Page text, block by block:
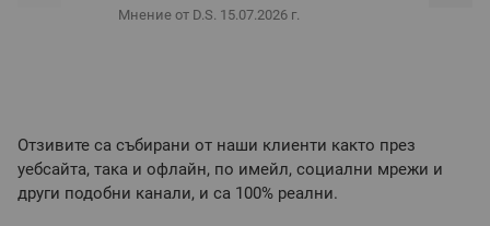
Мнение от D.S. 15.07.2026 г.
Отзивите са събирани от наши клиенти както през
уебсайта, така и офлайн, по имейл, социални мрежи и
други подобни канали, и са 100% реални.